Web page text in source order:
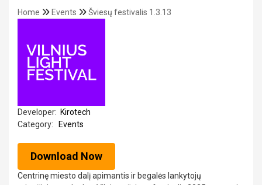
Home Events Šviesų festivalis 1.3.13
Developer: Kirotech
Category:
Events
Download Now
Centrinę miesto dalį apimantis ir begalės lankytojų